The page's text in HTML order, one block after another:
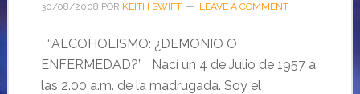
30/08/2008 POR KEITH SWIFT LEAVE A COMMENT
‘‘ALCOHOLISMO: ¿DEMONIO O
ENFERMEDAD?” Nací un 4 de Julio de 1957 a
las 2.00 a.m. de la madrugada. Soy el